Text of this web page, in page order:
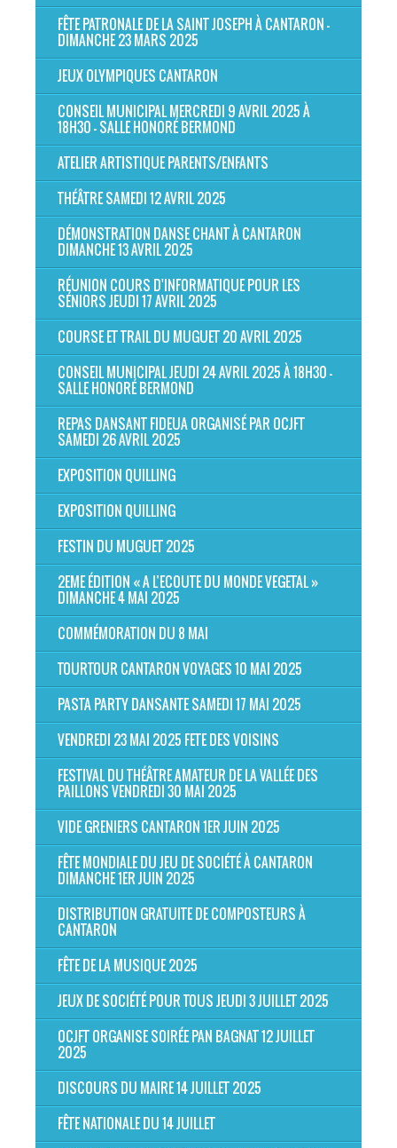
FÊTE PATRONALE DE LA SAINT JOSEPH À CANTARON -
DIMANCHE 23 MARS 2025
JEUX OLYMPIQUES CANTARON
CONSEIL MUNICIPAL MERCREDI 9 AVRIL 2025 À
18H30 - SALLE HONORÉ BERMOND
ATELIER ARTISTIQUE PARENTS/ENFANTS
THÉÂTRE SAMEDI 12 AVRIL 2025
DÉMONSTRATION DANSE CHANT À CANTARON
DIMANCHE 13 AVRIL 2025
RÉUNION COURS D'INFORMATIQUE POUR LES
SÉNIORS JEUDI 17 AVRIL 2025
COURSE ET TRAIL DU MUGUET 20 AVRIL 2025
CONSEIL MUNICIPAL JEUDI 24 AVRIL 2025 À 18H30 -
SALLE HONORÉ BERMOND
REPAS DANSANT FIDEUA ORGANISÉ PAR OCJFT
SAMEDI 26 AVRIL 2025
EXPOSITION QUILLING
EXPOSITION QUILLING
FESTIN DU MUGUET 2025
2EME ÉDITION « A L’ECOUTE DU MONDE VEGETAL »
DIMANCHE 4 MAI 2025
COMMÉMORATION DU 8 MAI
TOURTOUR CANTARON VOYAGES 10 MAI 2025
PASTA PARTY DANSANTE SAMEDI 17 MAI 2025
VENDREDI 23 MAI 2025 FETE DES VOISINS
FESTIVAL DU THÉÂTRE AMATEUR DE LA VALLÉE DES
PAILLONS VENDREDI 30 MAI 2025
VIDE GRENIERS CANTARON 1ER JUIN 2025
FÊTE MONDIALE DU JEU DE SOCIÉTÉ À CANTARON
DIMANCHE 1ER JUIN 2025
DISTRIBUTION GRATUITE DE COMPOSTEURS À
CANTARON
FÊTE DE LA MUSIQUE 2025
JEUX DE SOCIÉTÉ POUR TOUS JEUDI 3 JUILLET 2025
OCJFT ORGANISE SOIRÉE PAN BAGNAT 12 JUILLET
2025
DISCOURS DU MAIRE 14 JUILLET 2025
FÊTE NATIONALE DU 14 JUILLET